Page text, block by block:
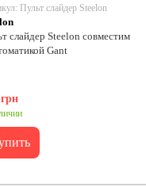
Пульт слайдер Steelon
слайдер Steelon совместим
с автоматикой Gant